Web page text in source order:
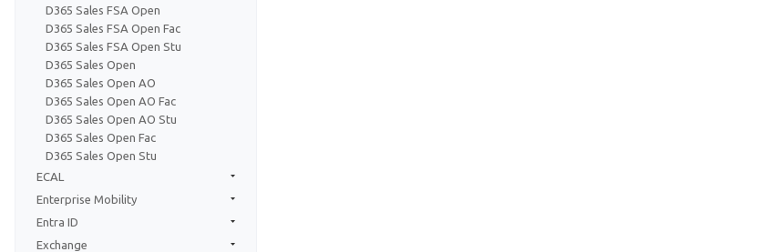
D365 Sales FSA Open
D365 Sales FSA Open Fac
D365 Sales FSA Open Stu
D365 Sales Open
D365 Sales Open AO
D365 Sales Open AO Fac
D365 Sales Open AO Stu
D365 Sales Open Fac
D365 Sales Open Stu
ECAL
Enterprise Mobility
Entra ID
Exchange